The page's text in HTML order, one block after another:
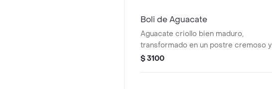
Boli de Aguacate
Aguacate criollo bien maduro,
transformado en un postre cremoso y
exótico que resalta lo mejor de nuestra
$ 3100